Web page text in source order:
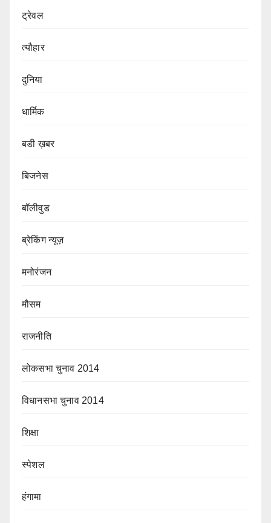
ट्रेवल
त्यौहार
दुनिया
धार्मिक
बडी ख़बर
बिजनेस
बॉलीवुड
ब्रेकिंग न्यूज़
मनोरंजन
मौसम
राजनीति
लोकसभा चुनाव 2014
विधानसभा चुनाव 2014
शिक्षा
स्पेशल
हंगामा